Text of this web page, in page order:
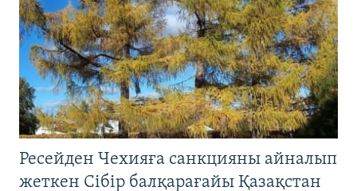
Ресейден Чехияға санкцияны айналып
жеткен Сібір балқарағайы Қазақстан